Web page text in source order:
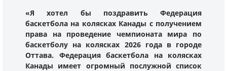
«Я хотел бы поздравить Федерация
баскетбола на колясках Канады с получением
права на проведение чемпионата мира по
баскетболу на колясках 2026 года в городе
Оттава. Федерация баскетбола на колясках
Канады имеет огромный послужной список